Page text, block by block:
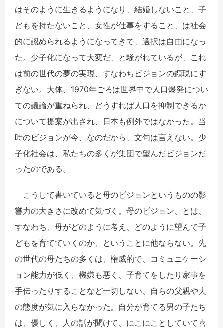
はそのように生きるようになり、結婚しないこと、子
どもを持たないこと、女性が仕事をすること、は社会
的に認められるようになってきて、選択は自由になっ
た。少子化になって大変だ、と騒がれているが、これ
は前の世代の夢の実現、すなわちビジョンの顕現にす
ぎない。大体、1970年ごろは世界中で人口爆発につい
ての議論が重ねられ、どうすれば人口を抑制できるか
について提案が出され、日本も例外ではなかった。当
時のビジョンが今、なのだから、文句は言えない。少
子化社会は、私たちの多くが集団で望んだビジョンだ
ったのである。
こうして書いていると母のビジョンというものの影
響力の大きさに改めて気づく。母のビジョン、とは、
すなわち、母がどのように考え、どのように望んで子
どもを育てていくのか、ということに他ならない。先
の世代の母たちの多くは、権威的で、コミュニケーシ
ョン能力が低く、機嫌も悪く、子育てをしたり家事を
手伝ったりすることなど一切しない、自らの父親や夫
の態度が気に入らなかった。自分が育てる男の子たち
は、優しく、人の話が聞けて、にこにことしていて喜